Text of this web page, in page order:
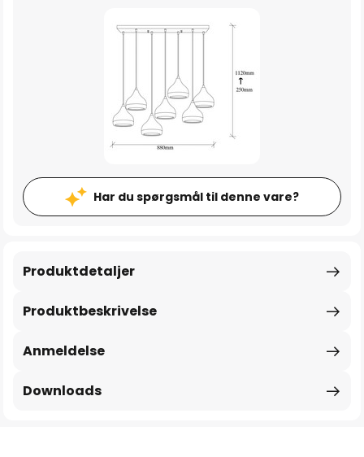
Har du spørgsmål til denne vare?
Produktbeskrivelse
Produktdetaljer
Anmeldelse
Downloads